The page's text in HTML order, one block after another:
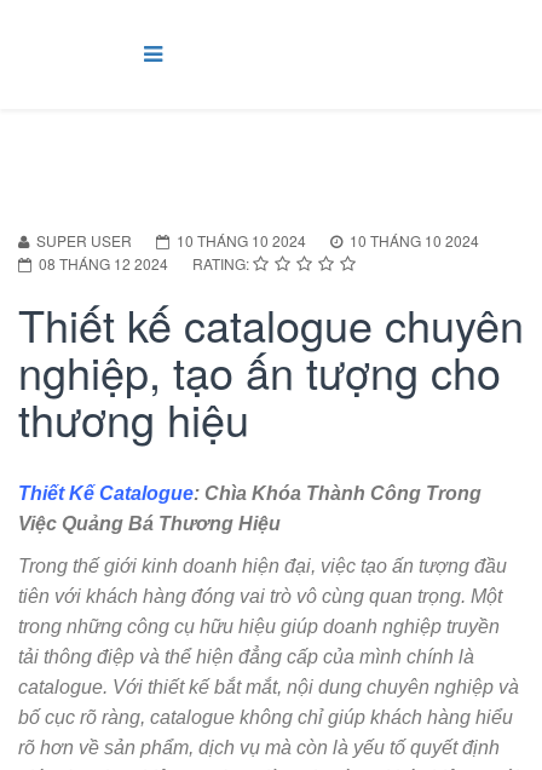
SUPER USER 10 THÁNG 10 2024
10 THÁNG 10 2024
08 THÁNG 12 2024
RATING:
Thiết kế catalogue chuyên
nghiệp, tạo ấn tượng cho
thương hiệu
Thiết Kế Catalogue: Chìa Khóa Thành Công Trong
Việc Quảng Bá Thương Hiệu
Trong thế giới kinh doanh hiện đại, việc tạo ấn tượng đầu
tiên với khách hàng đóng vai trò vô cùng quan trọng. Một
trong những công cụ hữu hiệu giúp doanh nghiệp truyền
tải thông điệp và thể hiện đẳng cấp của mình chính là
catalogue. Với thiết kế bắt mắt, nội dung chuyên nghiệp và
bố cục rõ ràng, catalogue không chỉ giúp khách hàng hiểu
rõ hơn về sản phẩm, dịch vụ mà còn là yếu tố quyết định